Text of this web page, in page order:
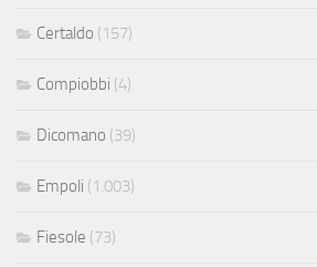
Certaldo (157)
Compiobbi (4)
Dicomano (39)
Empoli (1.003)
Fiesole (73)